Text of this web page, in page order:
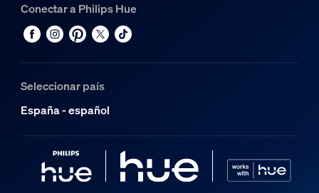
Conectar a Philips Hue
Seleccionar país
España - español